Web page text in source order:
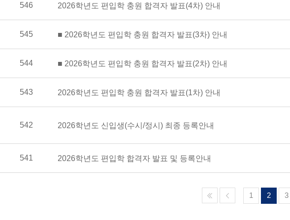
546 2026학년도 편입학 충원 합격자 발표(4차) 안내
545 ■ 2026학년도 편입학 충원 합격자 발표(3차) 안내
544 ■ 2026학년도 편입학 충원 합격자 발표(2차) 안내
543 2026학년도 편입학 충원 합격자 발표(1차) 안내
542 2026학년도 신입생(수시/정시) 최종 등록안내
541 2026학년도 편입학 합격자 발표 및 등록안내
1 2 3